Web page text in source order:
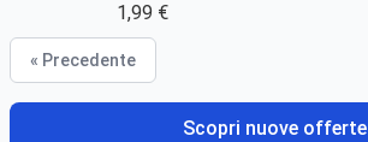
1,99 €
« Precedente
Scopri nuove offerte